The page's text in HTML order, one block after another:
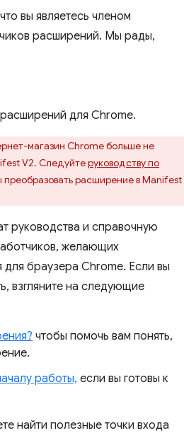
вы являетесь членом
расширений. Мы рады,
для Chrome.
магазин Chrome больше не
V2. Следуйтеруководству по
преобразовать расширение в Manifest
руководства и справочную
желающих
браузера Chrome. Если вы
взгляните на следующие
чтобы помочь вам понять,
работы, если вы готовы к
найти полезные точки входа